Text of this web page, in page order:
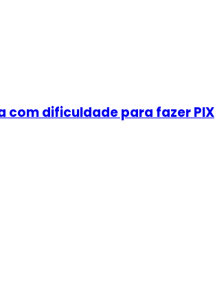
com dificuldade para fazer PIX